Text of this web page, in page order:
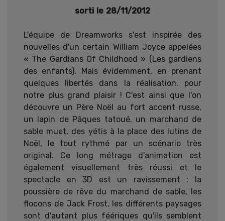
sorti le 28/11/2012
L'équipe de Dreamworks s'est inspirée des
nouvelles d'un certain William Joyce appelées
« The Gardians Of Childhood » (Les gardiens
des enfants). Mais évidemment, en prenant
quelques libertés dans la réalisation. pour
notre plus grand plaisir ! C'est ainsi que l'on
découvre un Père Noël au fort accent russe,
un lapin de Pâques tatoué, un marchand de
sable muet, des yétis à la place des lutins de
Noël, le tout rythmé par un scénario très
original. Ce long métrage d'animation est
également visuellement très réussi et le
spectacle en 3D est un ravissement : la
poussière de rêve du marchand de sable, les
flocons de Jack Frost, les différents paysages
sont d'autant plus féériques qu'ils semblent